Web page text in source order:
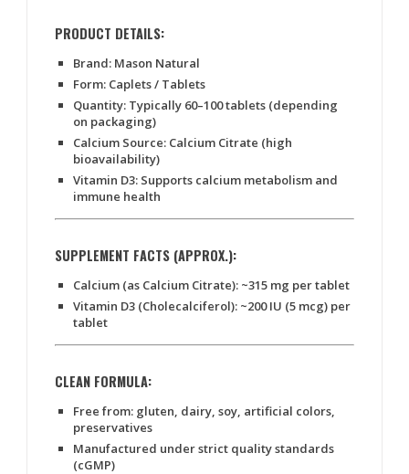
PRODUCT DETAILS:
Brand: Mason Natural
Form: Caplets / Tablets
Quantity: Typically 60–100 tablets (depending
on packaging)
Calcium Source: Calcium Citrate (high
bioavailability)
Vitamin D3: Supports calcium metabolism and
immune health
SUPPLEMENT FACTS (APPROX.):
Calcium (as Calcium Citrate): ~315 mg per tablet
Vitamin D3 (Cholecalciferol): ~200 IU (5 mcg) per
tablet
CLEAN FORMULA:
Free from: gluten, dairy, soy, artificial colors,
preservatives
Manufactured under strict quality standards
(cGMP)